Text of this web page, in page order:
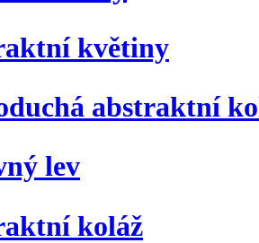
květiny
abstraktní
lev
koláž